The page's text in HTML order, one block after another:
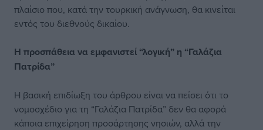
πλαίσιο που, κατά την τουρκική ανάγνωση, θα κινείται
εντός του διεθνούς δικαίου.
Η προσπάθεια να εμφανιστεί “λογική” η “Γαλάζια
Πατρίδα”
Η βασική επιδίωξη του άρθρου είναι να πείσει ότι το
νομοσχέδιο για τη “Γαλάζια Πατρίδα” δεν θα αφορά
κάποια επιχείρηση προσάρτησης νησιών, αλλά την